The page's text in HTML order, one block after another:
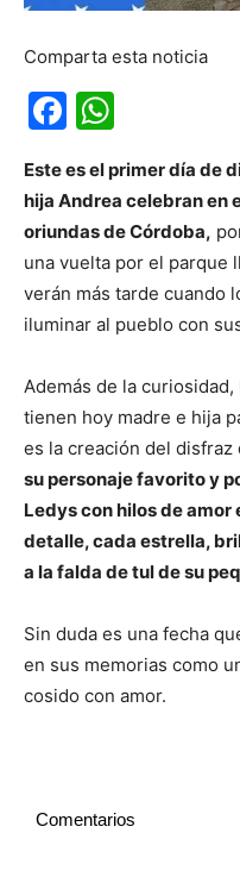
Comparta esta noticia
Facebook
Este es el primer día de
hija Andrea celebran en
oriundas de Córdoba,
una vuelta por el parque
verán más tarde cuando
iluminar al pueblo con
Además de la
tienen hoy madre e hija
es la creación del disfraz
su personaje favorito y
Ledys con hilos de amor
detalle, cada estrella,
a la falda de tul de su
Sin duda es una fecha
en sus memorias como
cosido con amor.
Comentarios